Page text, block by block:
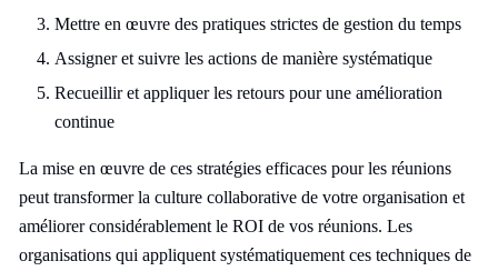
Mettre en œuvre des pratiques strictes de gestion du temps
Assigner et suivre les actions de manière systématique
Recueillir et appliquer les retours pour une amélioration
continue
La mise en œuvre de ces stratégies efficaces pour les réunions
peut transformer la culture collaborative de votre organisation et
améliorer considérablement le ROI de vos réunions. Les
organisations qui appliquent systématiquement ces techniques de